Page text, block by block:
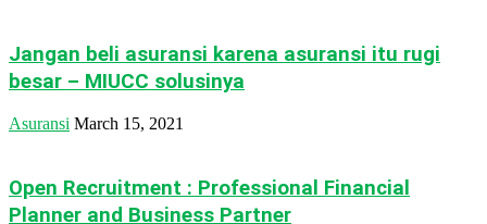
Jangan beli asuransi karena asuransi itu rugi
besar – MIUCC solusinya
Asuransi March 15, 2021
Open Recruitment : Professional Financial
Planner and Business Partner